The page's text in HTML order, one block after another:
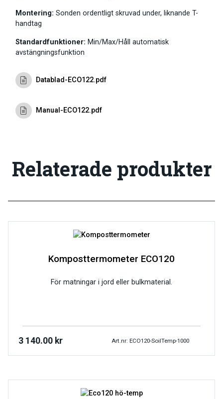
Montering: Sonden ordentligt skruvad under, liknande T-
handtag
Standardfunktioner: Min/Max/Håll automatisk
avstängningsfunktion
Datablad-ECO122.pdf
Manual-ECO122.pdf
Relaterade produkter
Komposttermometer ECO120
För matningar i jord eller bulkmaterial.
3 140.00 kr Art.nr: ECO120-SoilTemp-1000